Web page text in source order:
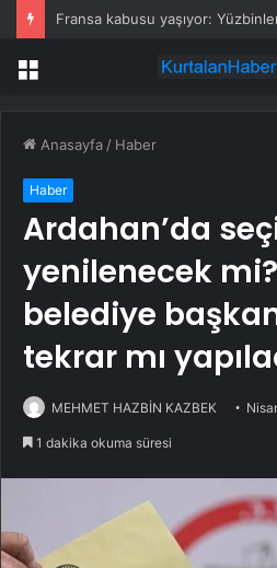
Menü
Anasayfa / Haber
Haber
Ardahan’da
yenilenecek
belediye
tekrar mı
MEHMET HAZBİN KAZBEK
1 dakika okuma süresi